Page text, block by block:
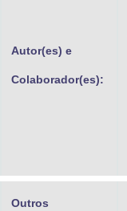
Autor(es) e
Colaborador(es):
Outros